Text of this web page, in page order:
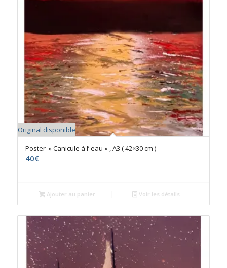
Original disponible
Poster » Canicule à l’ eau « , A3 ( 42×30 cm )
40€
Ajouter au panier Voir les détails